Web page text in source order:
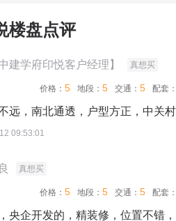
楼盘点评
建学府印悦客户经理】 真想买
价格： 5 地段： 5 交通： 5 配套：
远，南北通透，户型方正，中关
09:53:01
真想买
价格： 5 地段： 5 交通： 5 配套：
央企开发的，精装修，位置不错